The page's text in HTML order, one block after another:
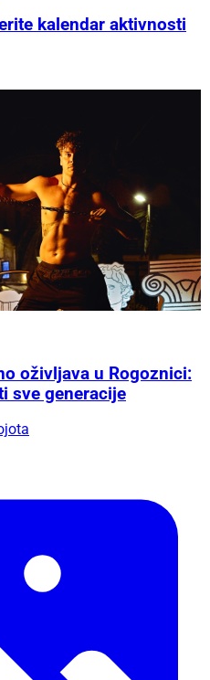
kalendar aktivnosti
oživljava u Rogoznici:
sve generacije